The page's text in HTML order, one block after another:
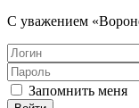
С уважением
Запомнить меня